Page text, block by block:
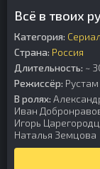
Всё в твоих
Категория: Сериал
Страна: Россия
Длительность: ~
Режиссёр:
В ролях:
Иван
Игорь
Наталья Земцова